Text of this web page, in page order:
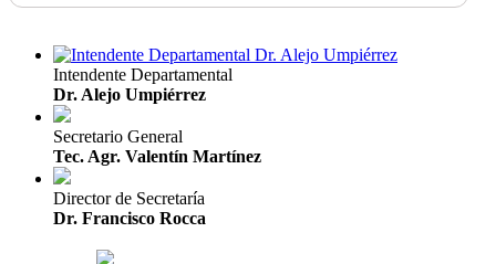
Intendente Departamental
Dr. Alejo Umpiérrez
Secretario General
Tec. Agr. Valentín Martínez
Director de Secretaría
Dr. Francisco Rocca